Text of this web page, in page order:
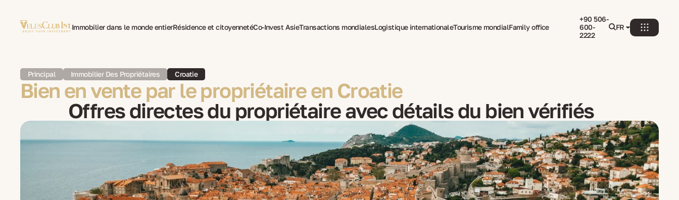
Immobilier dans le monde entierRésidence et citoyennetéCo-Invest AsieTransactions mondialesLogistique internationaleTourisme mondialFamily office
+90 506-
600-
2222
FR
Principal Immobilier Des Propriétaires Croatie
Bien en vente par le propriétaire en Croatie
Offres directes du propriétaire avec détails du bien vérifiés